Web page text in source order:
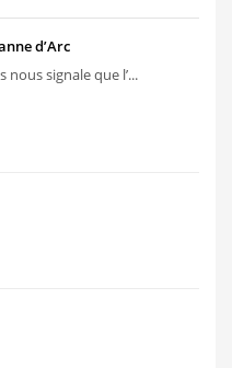
d’Arc
signale que l’...